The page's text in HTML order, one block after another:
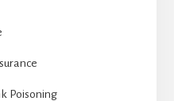
Poisoning